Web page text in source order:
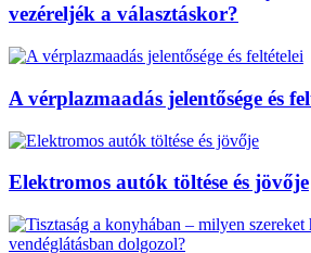
vezéreljék a választáskor?
A vérplazmaadás jelentősége és
Elektromos autók töltése és jövője